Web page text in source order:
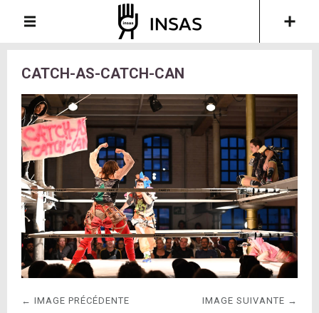
CATCH-AS-CATCH-CAN
← IMAGE PRÉCÉDENTE IMAGE SUIVANTE →